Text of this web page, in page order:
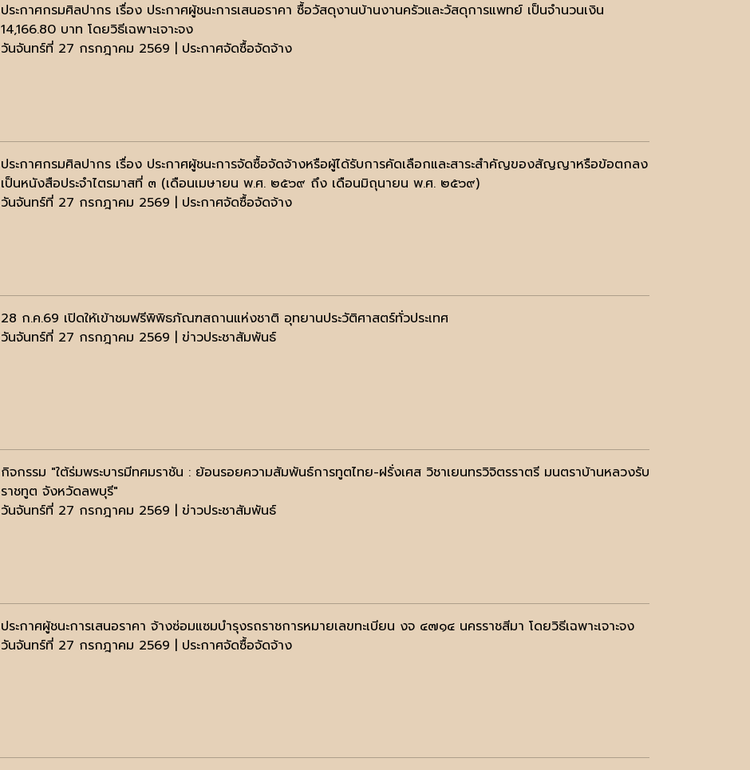
ประกาศกรมศิลปากร เรื่อง ประกาศผู้ชนะการเสนอราคา ซื้อวัสดุงานบ้านงานครัวและวัสดุการแพทย์ เป็นจำนวนเงิน
14,166.80 บาท โดยวิธีเฉพาะเจาะจง
วันจันทร์ที่ 27 กรกฎาคม 2569 | ประกาศจัดซื้อจัดจ้าง
ประกาศกรมศิลปากร เรื่อง ประกาศผู้ชนะการจัดซื้อจัดจ้างหรือผู้ได้รับการคัดเลือกและสาระสำคัญของสัญญาหรือข้อตกลง
เป็นหนังสือประจำไตรมาสที่ ๓ (เดือนเมษายน พ.ศ. ๒๕๖๙ ถึง เดือนมิถุนายน พ.ศ. ๒๕๖๙)
วันจันทร์ที่ 27 กรกฎาคม 2569 | ประกาศจัดซื้อจัดจ้าง
28 ก.ค.69 เปิดให้เข้าชมฟรีพิพิธภัณฑสถานแห่งชาติ อุทยานประวัติศาสตร์ทั่วประเทศ
วันจันทร์ที่ 27 กรกฎาคม 2569 | ข่าวประชาสัมพันธ์
กิจกรรม "ใต้ร่มพระบารมีทศมราชัน : ย้อนรอยความสัมพันธ์การทูตไทย-ฝรั่งเศส วิชาเยนทรวิจิตรราตรี มนตราบ้านหลวงรับ
ราชทูต จังหวัดลพบุรี"
วันจันทร์ที่ 27 กรกฎาคม 2569 | ข่าวประชาสัมพันธ์
ประกาศผู้ชนะการเสนอราคา จ้างซ่อมแซมบำรุงรถราชการหมายเลขทะเบียน งจ ๔๗๑๔ นครราชสีมา โดยวิธีเฉพาะเจาะจง
วันจันทร์ที่ 27 กรกฎาคม 2569 | ประกาศจัดซื้อจัดจ้าง